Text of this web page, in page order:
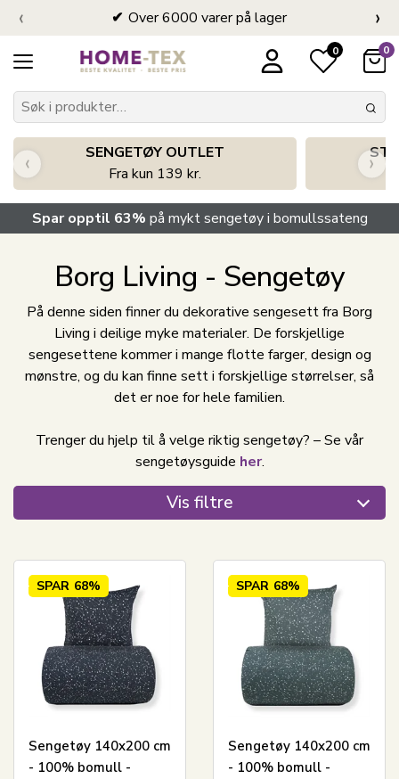
Over 6000 varer på lager
‹ ›
0 0
SENGETØY OUTLET
Fra kun 139 kr.
‹ ›
Spar opptil 63% på mykt sengetøy i bomullssateng
Borg Living - Sengetøy
På denne siden finner du dekorative sengesett fra Borg
Living i deilige myke materialer. De forskjellige
sengesettene kommer i mange flotte farger, design og
mønstre, og du kan finne sett i forskjellige størrelser, så
det er noe for hele familien.
Trenger du hjelp til å velge riktig sengetøy? – Se vår
sengetøysguide her.
Vis filtre
SPAR 68%
Sengetøy 140x200 cm
- 100% bomull -
SPAR 68%
Sengetøy 140x200 cm
- 100% bomull -